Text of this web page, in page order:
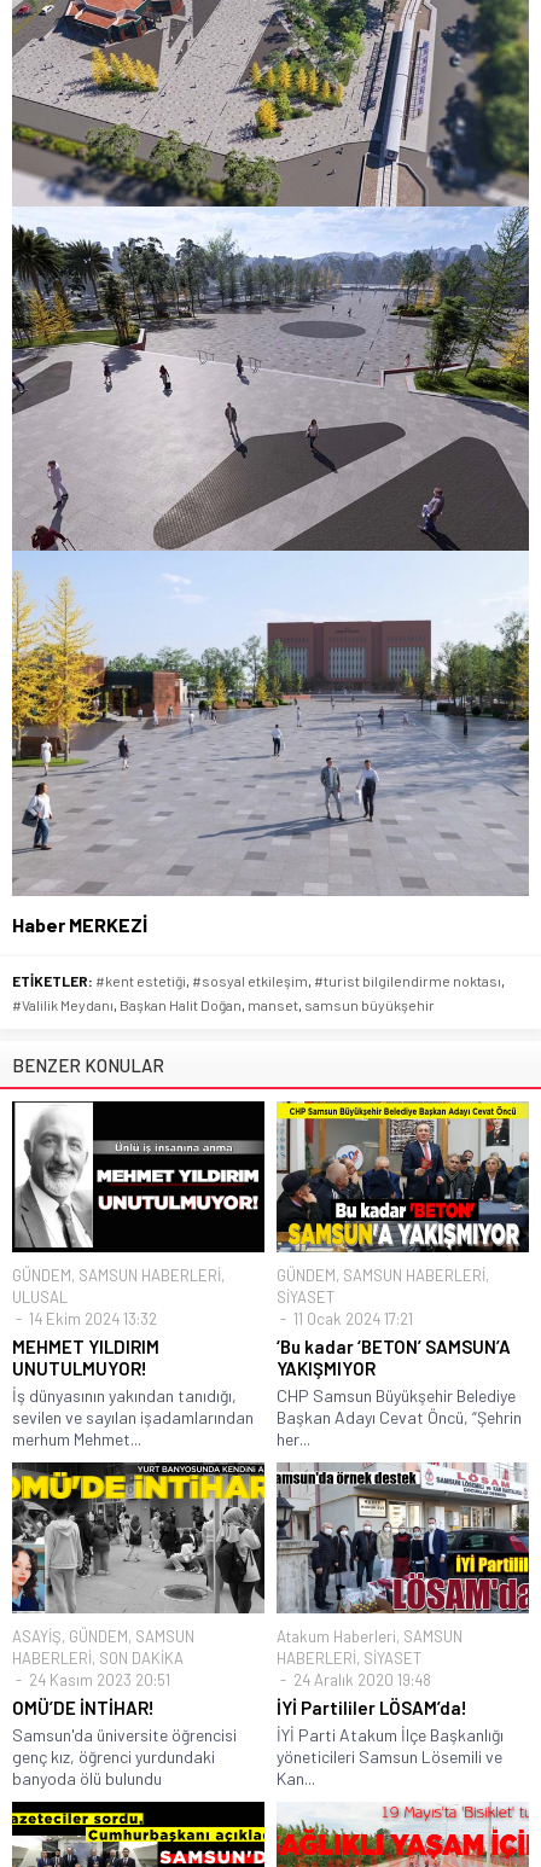
Haber MERKEZİ
ETİKETLER: #kent estetiği #sosyal etkileşim #turist bilgilendirme noktası
#Valilik Meydanı Başkan Halit Doğan manset samsun büyükşehir
BENZER KONULAR
GÜNDEM, SAMSUN HABERLERİ,
ULUSAL
14 Ekim 2024 13:32
MEHMET YILDIRIM
UNUTULMUYOR!
İş dünyasının yakından tanıdığı,
sevilen ve sayılan işadamlarından
merhum Mehmet...
GÜNDEM, SAMSUN HABERLERİ,
SİYASET
11 Ocak 2024 17:21
‘Bu kadar ‘BETON’ SAMSUN’A
YAKIŞMIYOR
CHP Samsun Büyükşehir Belediye
Başkan Adayı Cevat Öncü, “Şehrin
her...
ASAYİŞ, GÜNDEM, SAMSUN
HABERLERİ, SON DAKİKA
24 Kasım 2023 20:51
OMÜ’DE İNTİHAR!
Samsun'da üniversite öğrencisi
genç kız, öğrenci yurdundaki
banyoda ölü bulundu
Atakum Haberleri, SAMSUN
HABERLERİ, SİYASET
24 Aralık 2020 19:48
İYİ Partililer LÖSAM’da!
İYİ Parti Atakum İlçe Başkanlığı
yöneticileri Samsun Lösemili ve
Kan...